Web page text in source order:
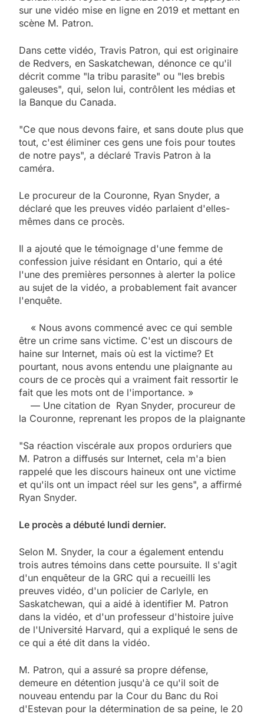
sur une vidéo mise en ligne en 2019 et mettant en
scène M. Patron.
Dans cette vidéo, Travis Patron, qui est originaire
de Redvers, en Saskatchewan, dénonce ce qu'il
décrit comme "la tribu parasite" ou "les brebis
galeuses", qui, selon lui, contrôlent les médias et
la Banque du Canada.
"Ce que nous devons faire, et sans doute plus que
tout, c'est éliminer ces gens une fois pour toutes
de notre pays", a déclaré Travis Patron à la
caméra.
Le procureur de la Couronne, Ryan Snyder, a
déclaré que les preuves vidéo parlaient d'elles-
mêmes dans ce procès.
Il a ajouté que le témoignage d'une femme de
confession juive résidant en Ontario, qui a été
l'une des premières personnes à alerter la police
au sujet de la vidéo, a probablement fait avancer
l'enquête.
« Nous avons commencé avec ce qui semble
être un crime sans victime. C'est un discours de
haine sur Internet, mais où est la victime? Et
pourtant, nous avons entendu une plaignante au
cours de ce procès qui a vraiment fait ressortir le
fait que les mots ont de l'importance. »
— Une citation de Ryan Snyder, procureur de
la Couronne, reprenant les propos de la plaignante
"Sa réaction viscérale aux propos orduriers que
M. Patron a diffusés sur Internet, cela m'a bien
rappelé que les discours haineux ont une victime
et qu'ils ont un impact réel sur les gens", a affirmé
Ryan Snyder.
Le procès a débuté lundi dernier.
Selon M. Snyder, la cour a également entendu
trois autres témoins dans cette poursuite. Il s'agit
d'un enquêteur de la GRC qui a recueilli les
preuves vidéo, d'un policier de Carlyle, en
Saskatchewan, qui a aidé à identifier M. Patron
dans la vidéo, et d'un professeur d'histoire juive
de l'Université Harvard, qui a expliqué le sens de
ce qui a été dit dans la vidéo.
M. Patron, qui a assuré sa propre défense,
demeure en détention jusqu'à ce qu'il soit de
nouveau entendu par la Cour du Banc du Roi
d'Estevan pour la détermination de sa peine, le 20